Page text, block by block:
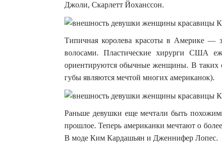
Джоли, Скарлетт Йоханссон.
Типичная королева красоты в Америке —
волосами. Пластические хирурги США
ориентируются обычные женщины. В таких
губы являются мечтой многих американок).
Раньше девушки еще мечтали быть
прошлое. Теперь американки мечтают о
В моде Ким Кардашьян и Дженнифер Лопес.